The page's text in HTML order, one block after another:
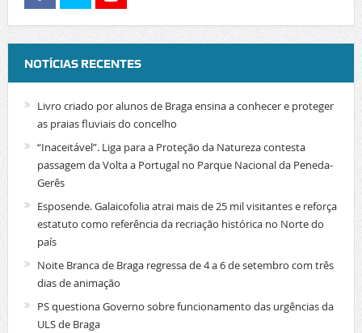
NOTÍCIAS RECENTES
Livro criado por alunos de Braga ensina a conhecer e proteger
as praias fluviais do concelho
“Inaceitável”. Liga para a Proteção da Natureza contesta
passagem da Volta a Portugal no Parque Nacional da Peneda-
Gerês
Esposende. Galaicofolia atrai mais de 25 mil visitantes e reforça
estatuto como referência da recriação histórica no Norte do
país
Noite Branca de Braga regressa de 4 a 6 de setembro com três
dias de animação
PS questiona Governo sobre funcionamento das urgências da
ULS de Braga